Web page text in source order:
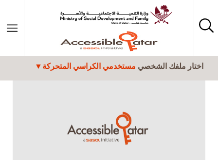
تجاوز إلى المحتوى الرئيسي
اختار ملفك الشخصي مستخدمي الكراسي المتحركة